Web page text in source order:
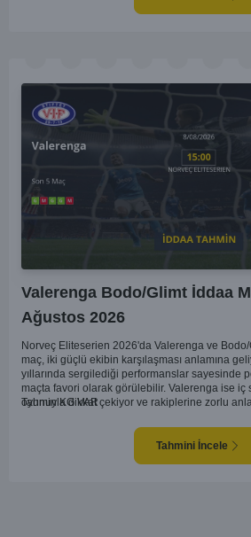
doğrultuda, Viking'in galibiyete yakın
Valerenga Bodo/Glimt İddaa
Ağustos 2026
Norveç Eliteserien 2026'da Valerenga ve
maç, iki güçlü ekibin karşılaşması anlamına
yıllarında sergilediği performanslar sayesinde
maçta favori olarak görülebilir. Valerenga ise iç
oyunuyla dikkat çekiyor ve rakiplerine zorlu
karşılaşmalara tanık olabiliyoruz. Taraftar
sahasında etkili performans sergileyen
gol bulmakta zorlanmayabilir. Aynı şekilde,
Tahmin KG VAR
Tahmini İncele